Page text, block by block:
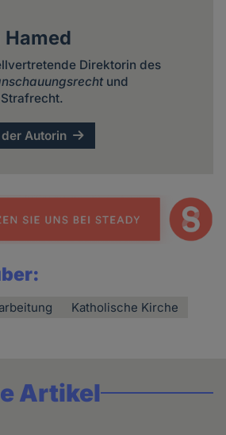
Hamed
Direktorin des
und
Autorin
Katholische Kirche
Artikel